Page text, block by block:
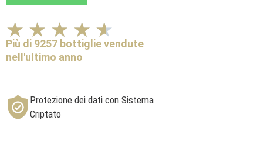
★ ★ ★ ★ ★
4.6
Più di 9257 bottiglie vendute
nell'ultimo anno
Protezione dei dati con Sistema
Criptato